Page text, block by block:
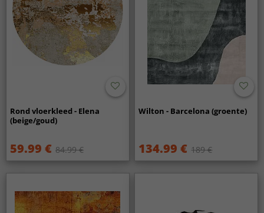
Rond vloerkleed - Elena
(beige/goud)
59.99 € 84.99 €
Wilton - Barcelona (groente)
134.99 € 189 €